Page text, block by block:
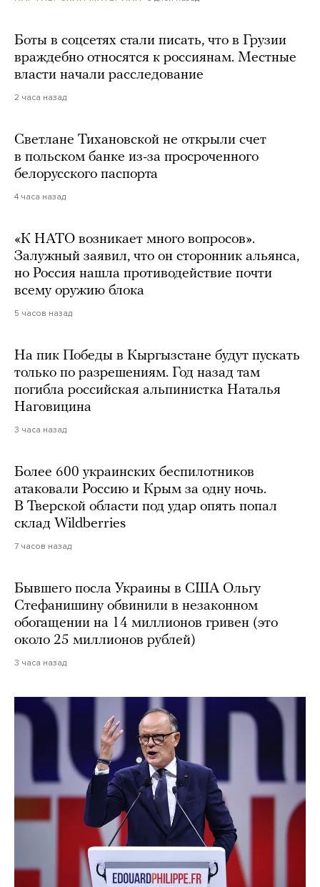
Боты в соцсетях стали писать, что в Грузии
враждебно относятся к россиянам. Местные
власти начали расследование
2 часа назад
Светлане Тихановской не открыли счет
в польском банке из-за просроченного
белорусского паспорта
4 часа назад
«К НАТО возникает много вопросов».
Залужный заявил, что он сторонник альянса,
но Россия нашла противодействие почти
всему оружию блока
5 часов назад
На пик Победы в Кыргызстане будут пускать
только по разрешениям. Год назад там
погибла российская альпинистка Наталья
Наговицина
3 часа назад
Более 600 украинских беспилотников
атаковали Россию и Крым за одну ночь.
В Тверской области под удар опять попал
склад Wildberries
7 часов назад
Бывшего посла Украины в США Ольгу
Стефанишину обвинили в незаконном
обогащении на 14 миллионов гривен (это
около 25 миллионов рублей)
3 часа назад